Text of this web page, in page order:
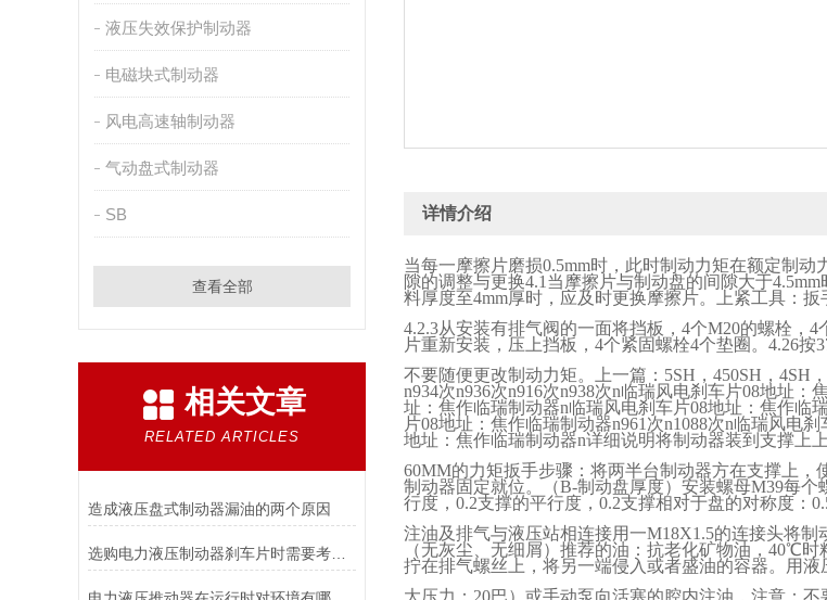
液压失效保护制动器
电磁块式制动器
风电高速轴制动器
气动盘式制动器
SB
查看全部
相关文章
RELATED ARTICLES
造成液压盘式制动器漏油的两个原因
选购电力液压制动器刹车片时需要考虑的问题有哪些？
详情介绍
当每一摩擦片磨损0.5mm时，此时制动力矩在额定制动
隙的调整与更换4.1 当摩擦片与制动盘的间隙大于4.5mm
料厚度至4mm厚时，应及时更换摩擦片。上紧工具：扳
4.2.3从安装有排气阀的一面将挡板， 4个M20的螺栓， 4
片重新安装，压上挡板， 4个紧固螺栓4个垫圈。 4.26按
不要随便更改制动力矩。上一篇： 5SH ， 450SH ， 4SH ，
n934次n936次n916次n938次n临瑞风电刹车片08地址：
址：焦作临瑞制动器n临瑞风电刹车片08地址：焦作临
片08地址：焦作临瑞制动器n961 次n1088次n临瑞风电刹
地址：焦作临瑞制动器n详细说明将制动器装到支撑上
60MM的力矩扳手步骤：将两半台制动器方在支撑上
制动器固定就位。（B-制动盘厚度）安装螺母M39每个
行度， 0.2支撑的平行度， 0.2支撑相对于盘的对称度：
注油及排气与液压站相连接用一M18X1.5的连接头将制
（无灰尘、无细屑）推荐的油：抗老化矿物油， 40℃时
拧在排气螺丝上，将另一端侵入或者盛油的容器。用液
大压力： 20巴）或手动泵向活塞的腔内注油，注意：